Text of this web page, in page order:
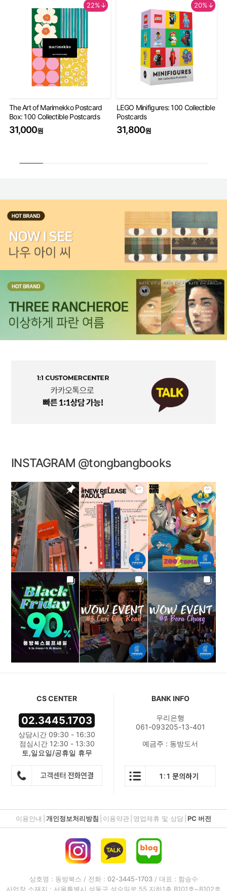
22%↓
The Art of Marimekko Postcard
Box: 100 Collectible Postcards
31,000원
20%↓
LEGO Minifigures: 100 Collectible
Postcards
31,800원
INSTAGRAM @tongbangbooks
CS CENTER
02.3445.1703
상담시간 09:30 - 16:30
점심시간 12:30 - 13:30
토,일요일/공휴일 휴무
BANK INFO
우리은행
061-093205-13-401
예금주 : 동방도서
이용안내 개인정보처리방침 이용약관 영업제휴 및 상담 PC 버전
상호명 : 동방북스 / 전화 : 02-3445-1703/ 대표 : 함승수
사업장 소재지 : 서울특별시 성동구 성수일로 55 지하1층 B101호~B102호